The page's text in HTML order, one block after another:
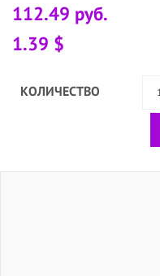
112.49 руб.
1.39 $
КОЛИЧЕСТВО